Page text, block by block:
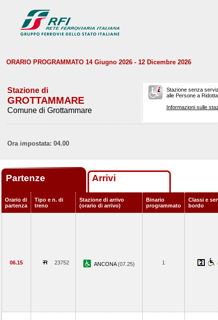
ORARIO PROGRAMMATO 14 Giugno 2026 - 12 Dicembre 2026
Stazione di
GROTTAMMARE
Comune di Grottammare
Stazione senza
alle Persone a
Informazioni sulle
Ora impostata: 04.00
Partenze Arrivi
Orario di
partenza
Tipo e n. di
treno
Stazione di arrivo
(orario di arrivo)
Binario
programmato
Classi e
bordo
06.15 23752 ANCONA(07.25) 1